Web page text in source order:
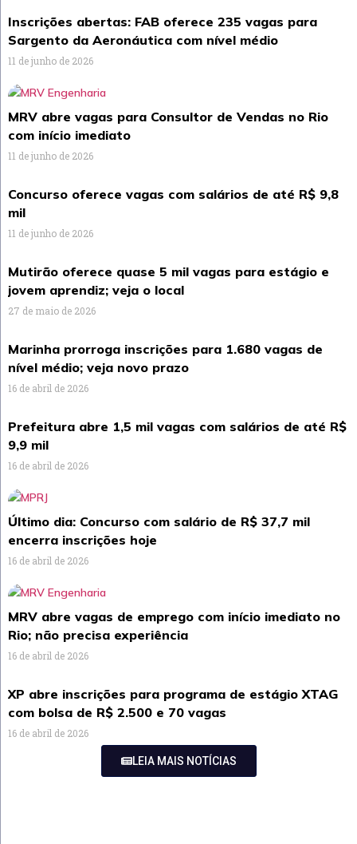
Inscrições abertas: FAB oferece 235 vagas para
Sargento da Aeronáutica com nível médio
11 de junho de 2026
MRV abre vagas para Consultor de Vendas no Rio
com início imediato
11 de junho de 2026
Concurso oferece vagas com salários de até R$ 9,8
mil
11 de junho de 2026
Mutirão oferece quase 5 mil vagas para estágio e
jovem aprendiz; veja o local
27 de maio de 2026
Marinha prorroga inscrições para 1.680 vagas de
nível médio; veja novo prazo
16 de abril de 2026
Prefeitura abre 1,5 mil vagas com salários de até R$
9,9 mil
16 de abril de 2026
Último dia: Concurso com salário de R$ 37,7 mil
encerra inscrições hoje
16 de abril de 2026
MRV abre vagas de emprego com início imediato no
Rio; não precisa experiência
16 de abril de 2026
XP abre inscrições para programa de estágio XTAG
com bolsa de R$ 2.500 e 70 vagas
16 de abril de 2026
LEIA MAIS NOTÍCIAS